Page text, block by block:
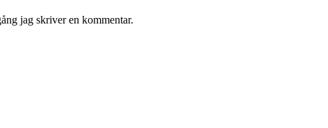
jag skriver en kommentar.